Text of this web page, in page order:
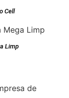
Cell
Limp